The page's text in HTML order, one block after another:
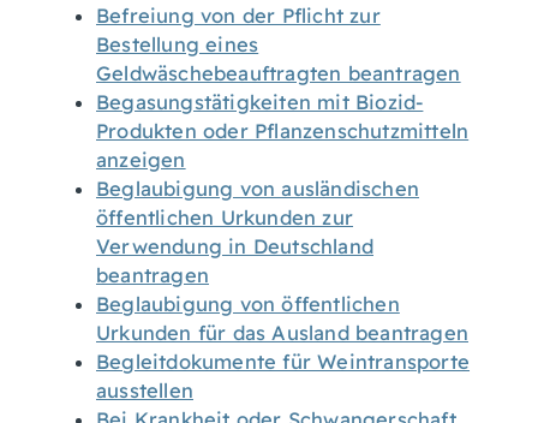
Befreiung von der Pflicht zur
Bestellung eines
Geldwäschebeauftragten beantragen
Begasungstätigkeiten mit Biozid-
Produkten oder Pflanzenschutzmitteln
anzeigen
Beglaubigung von ausländischen
öffentlichen Urkunden zur
Verwendung in Deutschland
beantragen
Beglaubigung von öffentlichen
Urkunden für das Ausland beantragen
Begleitdokumente für Weintransporte
ausstellen